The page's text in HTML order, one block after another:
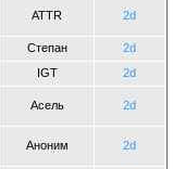
ATTR 2d
Степан 2d
IGT 2d
Асель 2d
Аноним 2d